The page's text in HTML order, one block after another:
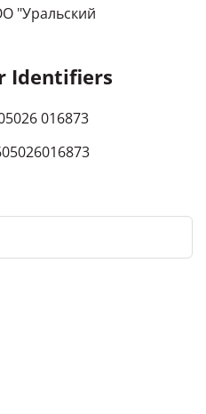
"Уральский
Identifiers
016873